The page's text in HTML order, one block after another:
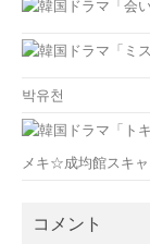
박유천
メキ☆成均館スキャ
コメント